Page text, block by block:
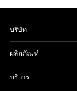
บริษัท
ผลิตภัณฑ์
บริการ